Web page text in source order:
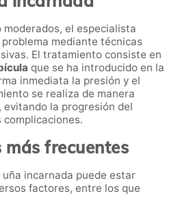
moderados, el especialista
mediante técnicas
El tratamiento consiste en
que se ha introducido en la
inmediata la presión y el
se realiza de manera
evitando la progresión del
complicaciones.
más frecuentes
incarnada puede estar
factores, entre los que